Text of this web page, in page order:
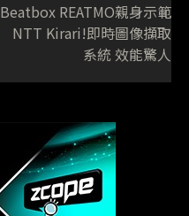
Beatbox REATMO親身示範
NTT Kirari!即時圖像擷取
系統 效能驚人